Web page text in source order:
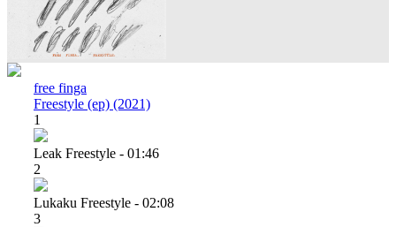
free finga
Freestyle (ep) (2021)
1
Leak Freestyle - 01:46
2
Lukaku Freestyle - 02:08
3